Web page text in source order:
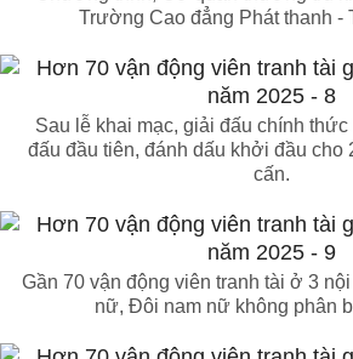
Trường Cao đẳng Phát thanh -
Sau lễ khai mạc, giải đấu chính
đấu đầu tiên, đánh dấu khởi đầu cho
cấn.
Gần 70 vận động viên tranh tài ở 3
nữ, Đôi nam nữ không phân